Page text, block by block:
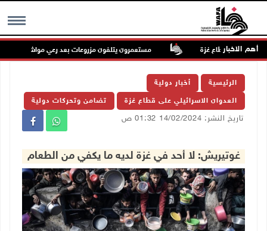
MENU أهم الاخبار مستعمرون يتلفون مزروعات بعد رعي مواشيهم في
الرئيسية أخبار دولية
العدوان الاسرائيلي على قطاع غزة تضامن وتحركات دولية
تاريخ النشر: 14/02/2024 01:32 ص
غوتيريش: لا أحد في غزة لديه ما يكفي من الطعام